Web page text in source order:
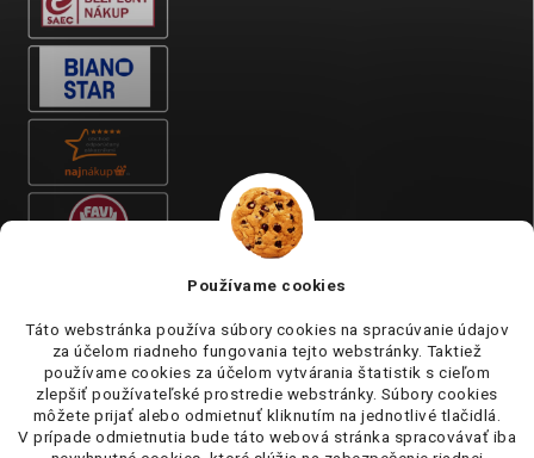
Používame cookies
Táto webstránka používa súbory cookies na spracúvanie údajov
za účelom riadneho fungovania tejto webstránky. Taktiež
používame cookies za účelom vytvárania štatistik s cieľom
zlepšiť používateľské prostredie webstránky. Súbory cookies
môžete prijať alebo odmietnuť kliknutím na jednotlivé tlačidlá.
V prípade odmietnutia bude táto webová stránka spracovávať iba